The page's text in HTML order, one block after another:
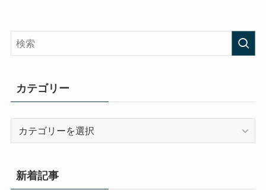
カテゴリー
リ
ー
新着記事